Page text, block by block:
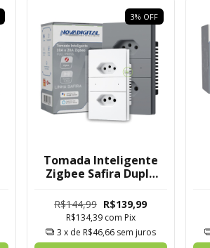
3% OFF
Tomada Inteligente
Zigbee Safira Dupla
Novadigital Tuya
R$144,99 R$139,99
R$134,39 com Pix
3 x de R$46,66 sem juros